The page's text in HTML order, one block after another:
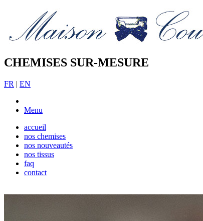
CHEMISES SUR-MESURE
FR | EN
Menu
accueil
nos chemises
nos nouveautés
nos tissus
faq
contact